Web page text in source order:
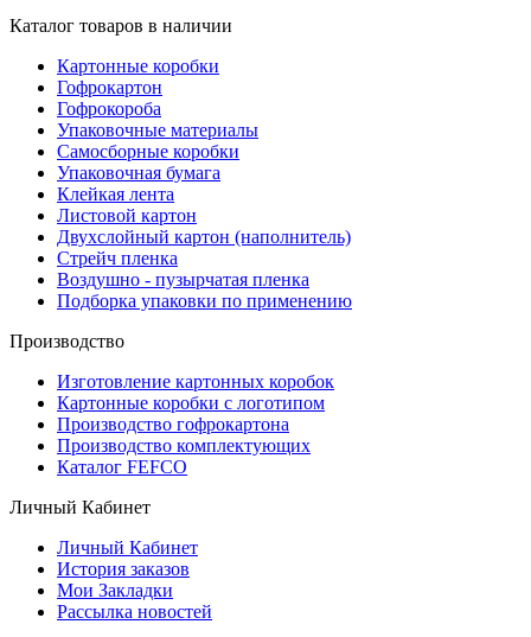
Каталог товаров в наличии
Картонные коробки
Гофрокартон
Гофрокороба
Упаковочные материалы
Самосборные коробки
Упаковочная бумага
Клейкая лента
Листовой картон
Двухслойный картон (наполнитель)
Стрейч пленка
Воздушно - пузырчатая пленка
Подборка упаковки по применению
Производство
Изготовление картонных коробок
Картонные коробки с логотипом
Производство гофрокартона
Производство комплектующих
Каталог FEFCO
Личный Кабинет
Личный Кабинет
История заказов
Мои Закладки
Рассылка новостей